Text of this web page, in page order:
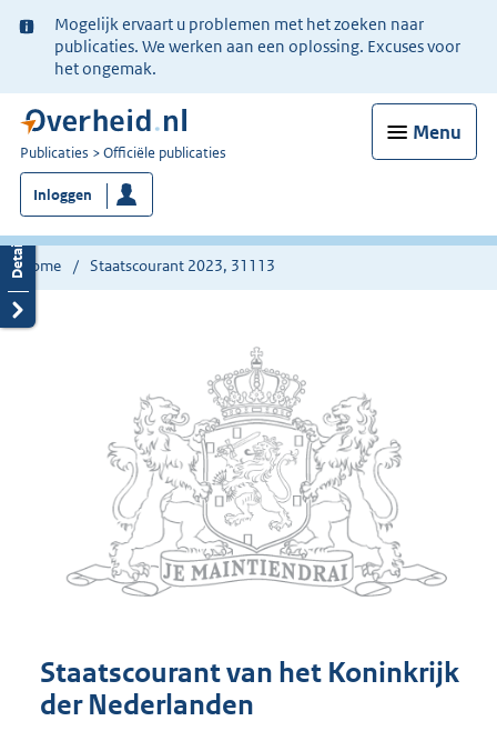
Ter
informatie:
Mogelijk ervaart u problemen met het zoeken naar
publicaties. We werken aan een oplossing. Excuses voor
het ongemak.
Menu
U
bent
nu
hier:
Publicaties Officiële publicaties
Inloggen
Home Staatscourant 2023, 31113
Staatscourant van het Koninkrijk
der Nederlanden